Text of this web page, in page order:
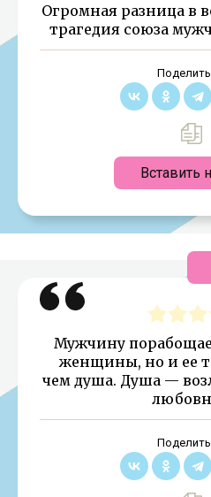
Огромная разница в
трагедия союза
Вставить
Мужчину
женщины, но и ее
чем душа. Душа —